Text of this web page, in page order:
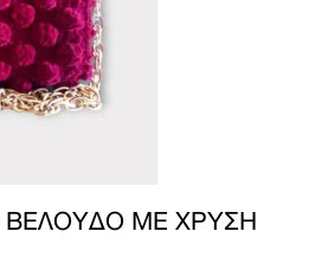
ΒΕΛΟΎΔΟ ΜΕ ΧΡΥΣΉ